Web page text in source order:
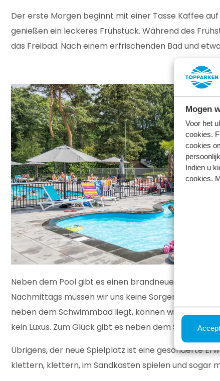
Mogen
Voor het
cookies.
cookies
Indien u
cookies.
Der erste Morgen beginnt mit einer Tasse Kaffee
genießen ein leckeres Frühstück. Während des
das Freibad. Nach einem erfrischenden Bad und
Neben dem Pool gibt es einen brandneuen
Nachmittags müssen wir uns keine Sorgen um die
neben dem Schwimmbad liegt, können wir sie zum
kein Luxus. Zum Glück gibt es neben dem
Übrigens, der neue Spielplatz ist eine gesonderte
klettern, klettern, im Sandkasten spielen und sogar